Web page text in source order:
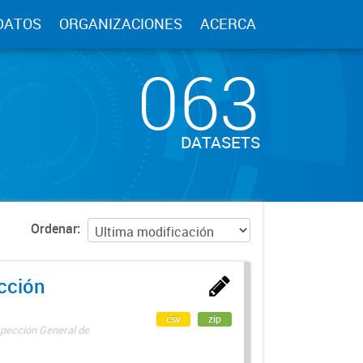
ORGANIZACIONES ACERCA
063
DATASETS
Ordenar
General de
csv zip